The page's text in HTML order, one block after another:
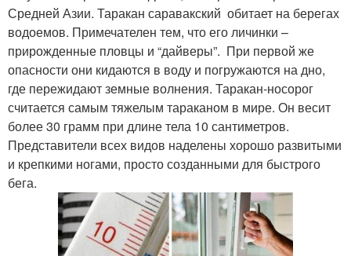
Средней Азии. Таракан саравакский обитает на берегах
водоемов. Примечателен тем, что его личинки –
прирожденные пловцы и “дайверы”. При первой же
опасности они кидаются в воду и погружаются на дно,
где пережидают земные волнения. Таракан-носорог
считается самым тяжелым тараканом в мире. Он весит
более 30 грамм при длине тела 10 сантиметров.
Представители всех видов наделены хорошо развитыми
и крепкими ногами, просто созданными для быстрого
бега.